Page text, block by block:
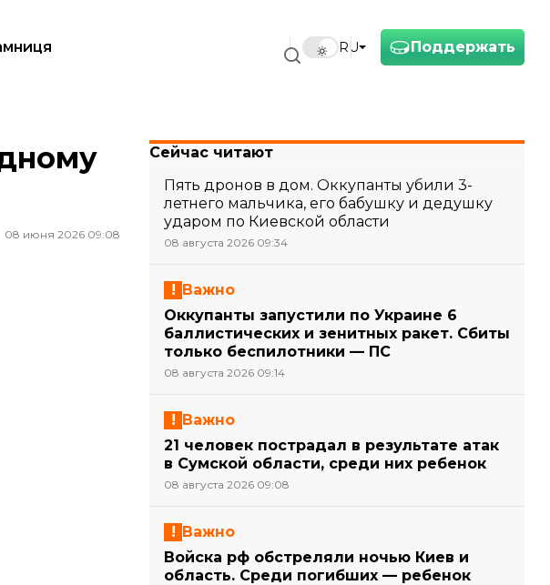
Поддержать
RU
08 июня 2026 09:08
Сейчас читают
Пять дронов в дом. Оккупанты убили 3-
летнего мальчика, его бабушку и дедушку
ударом по Киевской области
08 августа 2026 09:34
Важно
Оккупанты запустили по Украине 6
баллистических и зенитных ракет. Сбиты
только беспилотники — ПС
08 августа 2026 09:14
Важно
21 человек пострадал в результате атак
в Сумской области, среди них ребенок
08 августа 2026 09:08
Важно
Войска рф обстреляли ночью Киев и
область. Среди погибших — ребенок